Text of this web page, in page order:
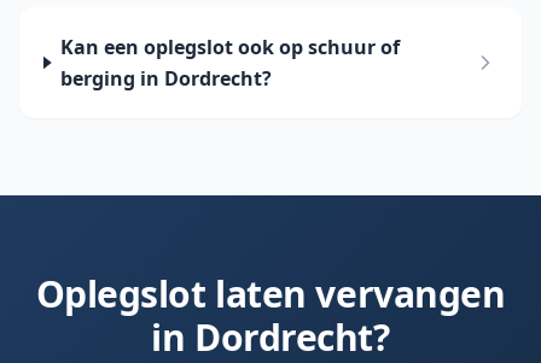
Kan een oplegslot ook op schuur of
berging in Dordrecht?
Oplegslot laten vervangen
in Dordrecht?